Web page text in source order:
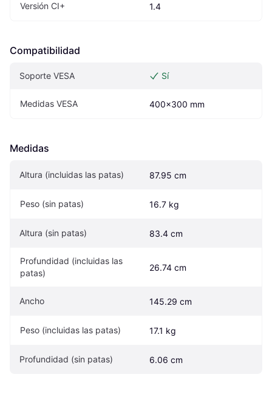
Versión CI+ 1.4
Compatibilidad
Soporte VESA Sí
Medidas VESA 400x300 mm
Medidas
Altura (incluidas las patas) 87.95 cm
Peso (sin patas) 16.7 kg
Altura (sin patas) 83.4 cm
Profundidad (incluidas las
patas)
26.74 cm
Ancho 145.29 cm
Peso (incluidas las patas) 17.1 kg
Profundidad (sin patas) 6.06 cm